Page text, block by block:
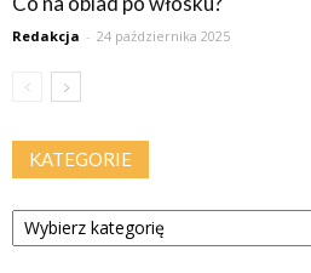
Redakcja - 24 października 2025
KATEGORIE
Kategorie